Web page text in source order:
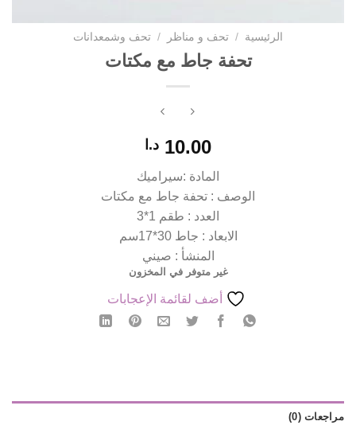
الرئيسية / تحف و مناظر / تحف وشمعدانات
تحفة جاط مع مكتات
10.00 د.ا
المادة :سيراميك
الوصف : تحفة جاط مع مكتات
العدد : طقم 1*3
الابعاد : جاط 30*17سم
المنشأ : صيني
غير متوفر في المخزون
أضف لقائمة الإعجابات
مراجعات (0)